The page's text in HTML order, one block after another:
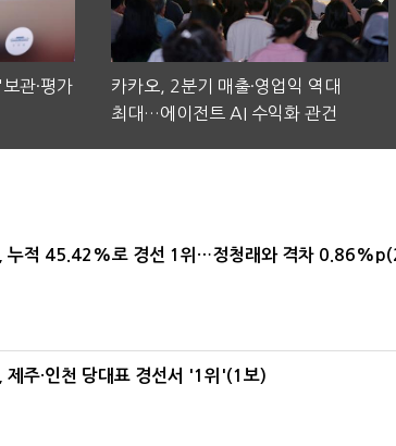
관·평가
카카오, 2분기 매출·영업익 역대
최대…에이전트 AI 수익화 관건
누적 45.42%로 경선 1위…정청래와 격차
제주·인천 당대표 경선서 '1위'(1보)